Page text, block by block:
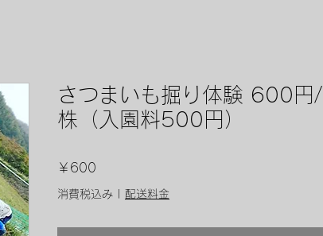
さつまいも掘り体験 600円/
株（入園料500円）
￥600
格
消費税込み 配送料金